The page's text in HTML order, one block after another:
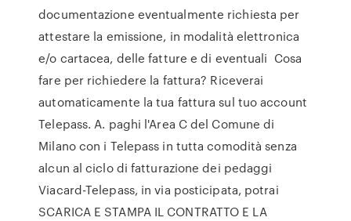
documentazione eventualmente richiesta per
attestare la emissione, in modalità elettronica
e/o cartacea, delle fatture e di eventuali Cosa
fare per richiedere la fattura? Riceverai
automaticamente la tua fattura sul tuo account
Telepass. A. paghi l'Area C del Comune di
Milano con i Telepass in tutta comodità senza
alcun al ciclo di fatturazione dei pedaggi
Viacard-Telepass, in via posticipata, potrai
SCARICA E STAMPA IL CONTRATTO E LA